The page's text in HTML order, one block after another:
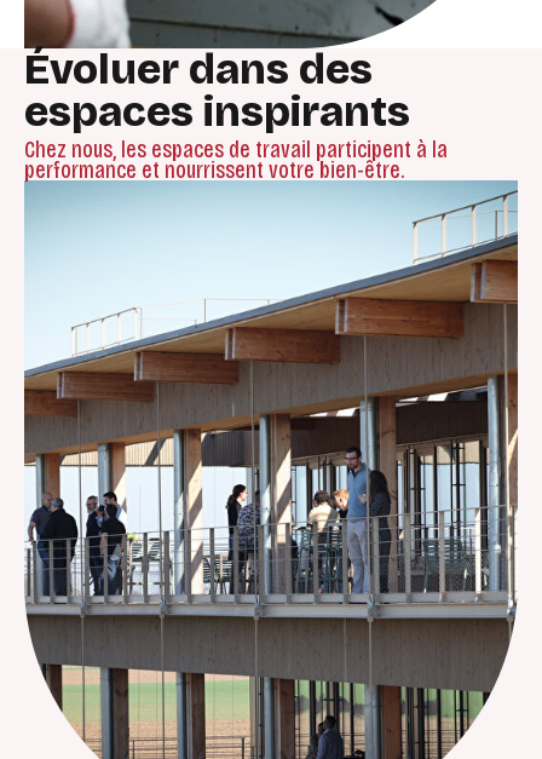
Évoluer dans des
espaces inspirants
Chez nous, les espaces de travail participent à la
performance et nourrissent votre bien-être.